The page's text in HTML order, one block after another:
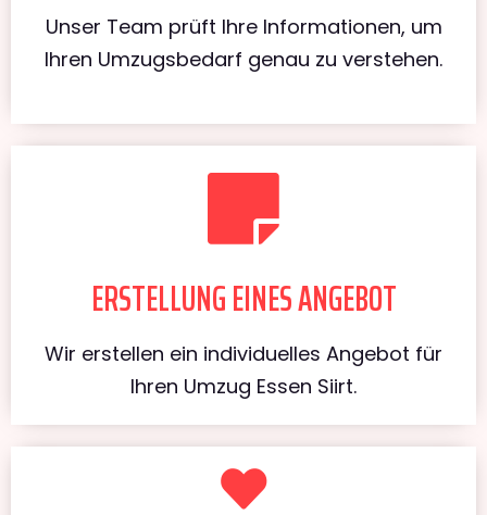
Unser Team prüft Ihre Informationen, um
Ihren Umzugsbedarf genau zu verstehen.
ERSTELLUNG EINES ANGEBOT
Wir erstellen ein individuelles Angebot für
Ihren Umzug Essen Siirt.